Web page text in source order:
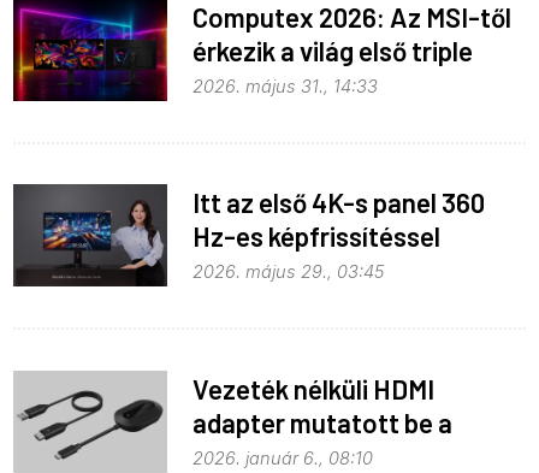
Computex 2026: Az MSI-től
érkezik a világ első triple
mode monitora
2026. május 31., 14:33
Itt az első 4K-s panel 360
Hz-es képfrissítéssel
2026. május 29., 03:45
Vezeték nélküli HDMI
adapter mutatott be a
Belkin
2026. január 6., 08:10